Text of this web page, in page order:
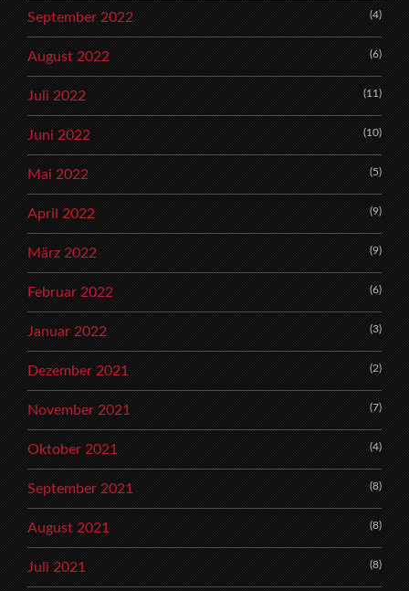
September 2022 (4)
August 2022 (6)
Juli 2022 (11)
Juni 2022 (10)
Mai 2022 (5)
April 2022 (9)
März 2022 (9)
Februar 2022 (6)
Januar 2022 (3)
Dezember 2021 (2)
November 2021 (7)
Oktober 2021 (4)
September 2021 (8)
August 2021 (8)
Juli 2021 (8)